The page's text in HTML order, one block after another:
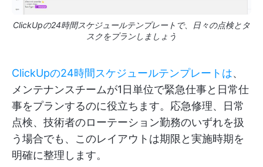
ClickUpの24時間スケジュールテンプレートで、日々の点検とタ
スクをプランしましょう
ClickUpの24時間スケジュールテンプレートは、
メンテナンスチームが1日単位で緊急仕事と日常仕
事をプランするのに役立ちます。応急修理、日常
点検、技術者のローテーション勤務のいずれを扱
う場合でも、このレイアウトは期限と実施時期を
明確に整理します。